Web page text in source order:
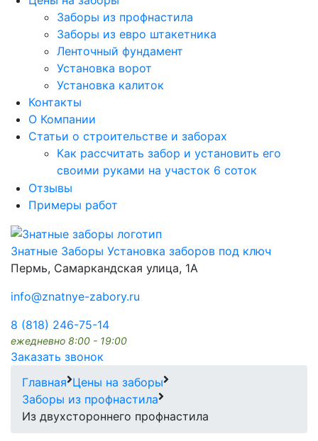
Заборы из профнастила
Заборы из евро штакетника
Ленточный фундамент
Установка ворот
Установка калиток
Контакты
О Компании
Статьи о строительстве и заборах
Как рассчитать забор и установить его
своими руками на участок 6 соток
Отзывы
Примеры работ
Знатные Заборы Установка заборов под ключ
Пермь, Самаркандская улица, 1А
info@znatnye-zabory.ru
8 (818) 246-75-14
ежедневно 8:00 - 19:00
Заказать звонок
Главная Цены на заборы
Заборы из профнастила
Из двухстороннего профнастила